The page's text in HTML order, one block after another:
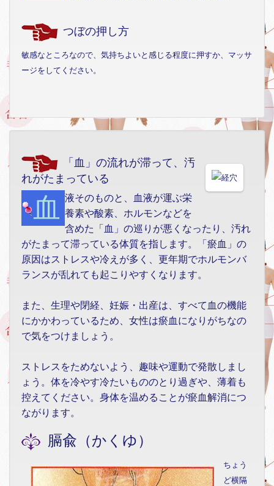
つぼの押し方
敏感なところなので、気持ちよいと感じる程度に押すか、マッサ
ージをしてください。
「血」の流れが滞って、汚
れがたまっている
血液そのものと、血液が運ぶ栄
養素や酸素、ホルモンなどを
含めた「血」の巡りが悪くなったり、汚れ
がたまって滞っている体質を指します。「瘀血」の
原因はストレスや冷えが多く、更年期でホルモンバ
ランスが乱れても起こりやすくなります。
また、生理や閉経、妊娠・出産は、すべて血の機能
にかかわっているため、女性は瘀血になりがちなの
で気をつけましょう。
ストレスをためないよう、趣味や運動で発散しまし
ょう。体を冷やす冷たいもののとり過ぎや、薄着も
控えてください。身体を温めることが瘀血解消につ
ながります。
膈兪（かくゆ）
ちょう
ど横隔